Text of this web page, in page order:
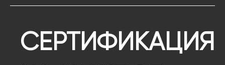
СЕРТИФИКАЦИЯ